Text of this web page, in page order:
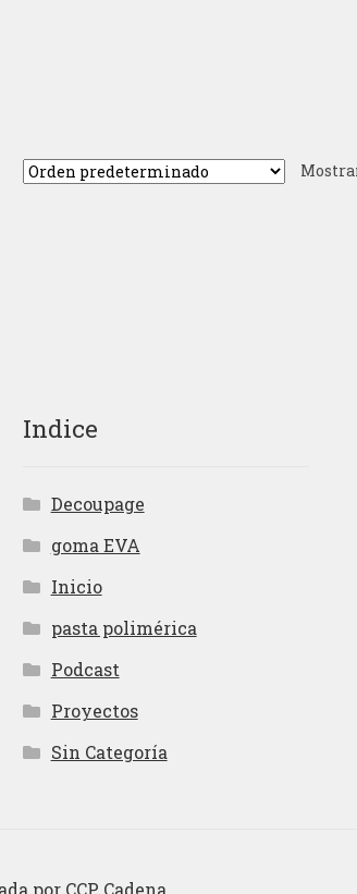
Indice
Decoupage
goma EVA
Inicio
pasta polimérica
Podcast
Proyectos
Sin Categoría
por CCP Cadena